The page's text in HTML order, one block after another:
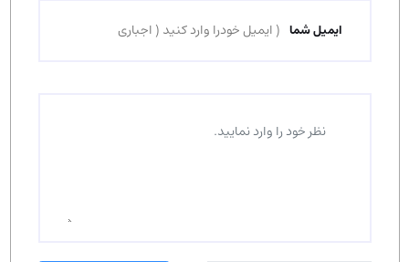
ایمیل شما